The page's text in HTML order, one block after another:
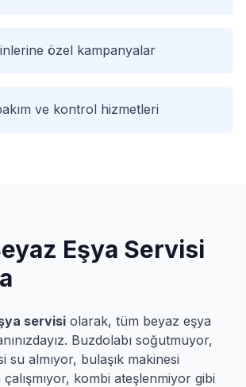
özel kampanyalar
ve kontrol hizmetleri
Eşya Servisi
servisi olarak, tüm beyaz eşya
Buzdolabı soğutmuyor,
su almıyor, bulaşık makinesi
çalışmıyor, kombi ateşlenmiyor gibi